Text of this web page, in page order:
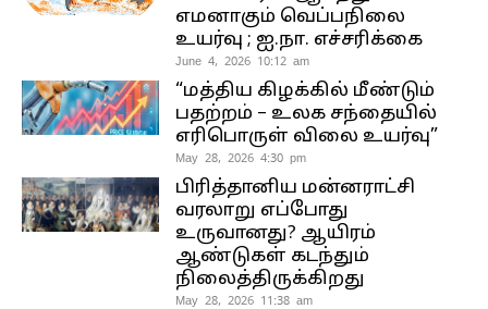
எமனாகும் வெப்பநிலை
உயர்வு ; ஐ.நா. எச்சரிக்கை
June 4, 2026 10:12 am
“மத்திய கிழக்கில் மீண்டும்
பதற்றம் – உலக சந்தையில்
எரிபொருள் விலை உயர்வு”
May 28, 2026 4:30 pm
பிரித்தானிய மன்னராட்சி
வரலாறு எப்போது
உருவானது? ஆயிரம்
ஆண்டுகள் கடந்தும்
நிலைத்திருக்கிறது
May 28, 2026 11:38 am